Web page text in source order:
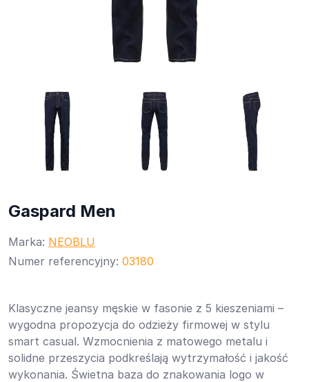
Gaspard Men
Marka: NEOBLU
Numer referencyjny: 03180
Klasyczne jeansy męskie w fasonie z 5 kieszeniami –
wygodna propozycja do odzieży firmowej w stylu
smart casual. Wzmocnienia z matowego metalu i
solidne przeszycia podkreślają wytrzymałość i jakość
wykonania. Świetna baza do znakowania logo w